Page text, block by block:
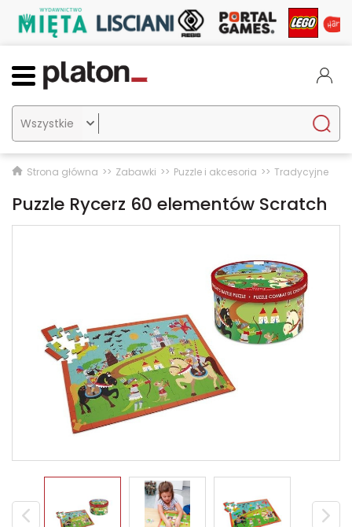

Strona główna Zabawki Puzzle i akcesoria Tradycyjne
Puzzle Rycerz 60 elementów Scratch